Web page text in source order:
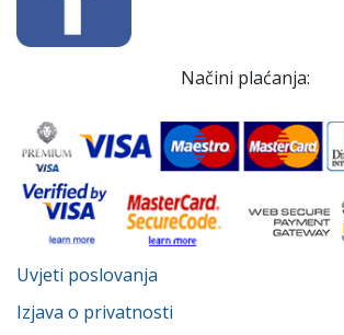
Načini plaćanja:
Uvjeti poslovanja
Izjava o privatnosti